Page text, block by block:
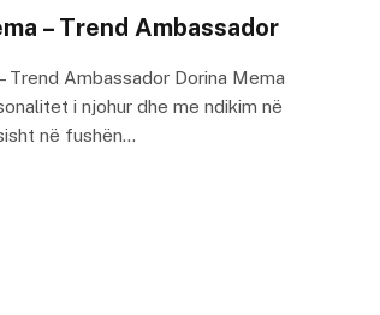
– Trend Ambassador
Trend Ambassador Dorina Mema
i njohur dhe me ndikim në
në fushën…